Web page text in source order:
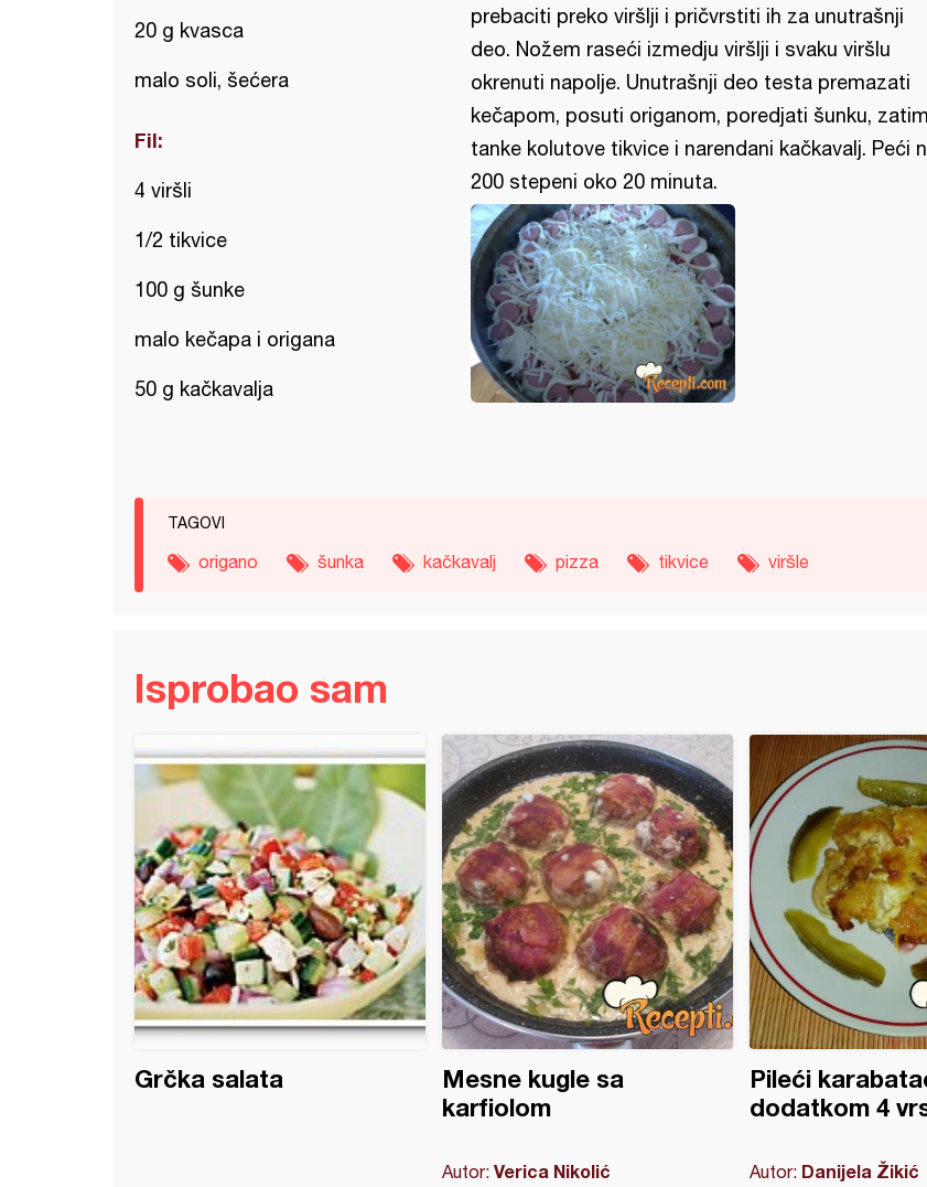
20 g kvasca
malo soli, šećera
Fil:
4 viršli
1/2 tikvice
100 g šunke
malo kečapa i origana
50 g kačkavalja
prebaciti preko viršlji i pričvrstiti ih za unutrašnji
deo. Nožem raseći izmedju viršlji i svaku viršlu
okrenuti napolje. Unutrašnji deo testa premazati
kečapom, posuti origanom, poredjati šunku, zatim
tanke kolutove tikvice i narendani kačkavalj. Peći
200 stepeni oko 20 minuta.
TAGOVI
origano šunka kačkavalj pizza tikvice viršle
Isprobao sam
Grčka salata
Mesne kugle sa
karfiolom
Autor: Verica Nikolić
Pileći
dodatkom 4
Autor: Danijela Žikić